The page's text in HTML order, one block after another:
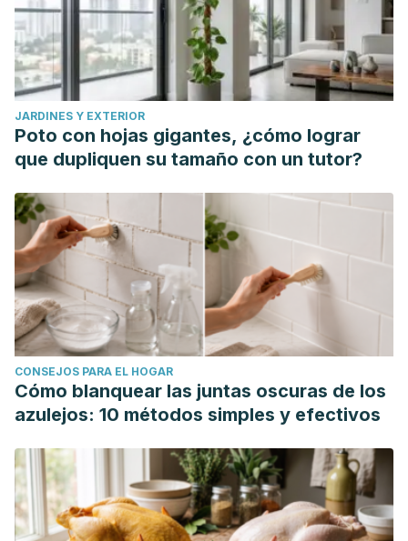
Recogido a 27 de febrero en
https://www.msdmanuals.com/es/hogar/salud-
infantil/problemas-pulmonares-y-respiratorios-en-
reci%C3%A9n-nacidos/taquipnea-transitoria-del-
reci%C3%A9n-nacido
Miravitlles, Marc, et al. "Guía Española de la EPOC
estable."
Archivos de Bronconeumología48.7 (2012): 247-
257.
JARDINES Y EXTERIOR
Poto con hojas gigantes, ¿cómo lograr
que dupliquen su tamaño con un tutor?
CONSEJOS PARA EL HOGAR
Cómo blanquear las juntas oscuras de los
azulejos: 10 métodos simples y efectivos